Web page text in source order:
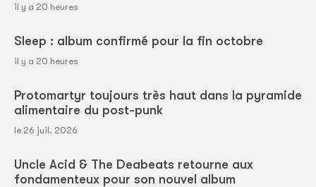
il y a 20 heures
Sleep : album confirmé pour la fin octobre
il y a 20 heures
Protomartyr toujours très haut dans la pyramide
alimentaire du post-punk
le 26 juil. 2026
Uncle Acid & The Deabeats retourne aux
fondamenteux pour son nouvel album